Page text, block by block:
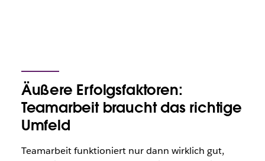
Äußere Erfolgsfaktoren:
Teamarbeit braucht das richtige
Umfeld
Teamarbeit funktioniert nur dann wirklich gut,